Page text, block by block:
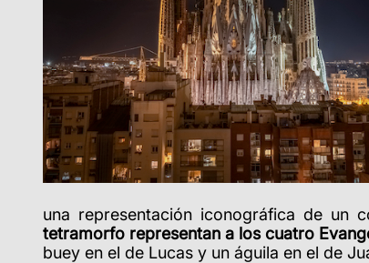
una representación iconográfica de un
tetramorfo representan a los cuatro
buey en el de Lucas y un águila en el de